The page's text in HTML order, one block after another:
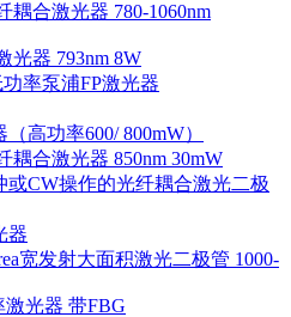
耦合激光器 780-1060nm
光器 793nm 8W
功率泵浦FP激光器
高功率600/ 800mW）
耦合激光器 850nm 30mW
或CW操作的光纤耦合激光二极
器
宽发射大面积激光二极管 1000-
激光器 带FBG